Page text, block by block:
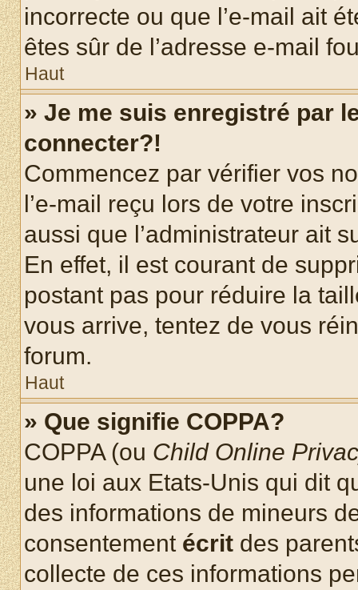
incorrecte ou que l’e-mail ait
êtes sûr de l’adresse e-mail
Haut
» Je me suis enregistré par
connecter?!
Commencez par vérifier vos
l’e-mail reçu lors de votre
aussi que l’administrateur ait
En effet, il est courant de
postant pas pour réduire la
vous arrive, tentez de vous
forum.
Haut
» Que signifie COPPA?
COPPA (ou Child Online
une loi aux Etats-Unis qui dit
des informations de mineurs
consentement écrit des
collecte de ces informations